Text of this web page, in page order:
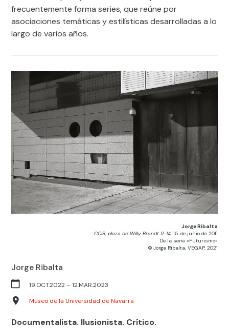
frecuentemente forma series, que reúne por
asociaciones temáticas y estilísticas desarrolladas a lo
largo de varios años.
Jorge Ribalta
CCIB, plaza de Willy Brandt 11-14, 15 de junio de 2011
De la serie «Futurismo»
© Jorge Ribalta, VEGAP, 2021
Jorge Ribalta
19.OCT.2022 –12.MAR.2023
Museo de la Universidad de Navarra
Documentalista. Ilusionista. Crítico.